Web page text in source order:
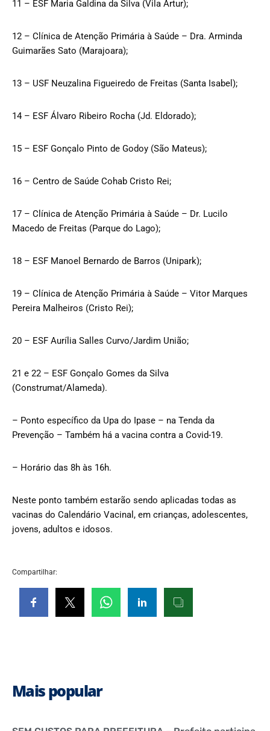
11 – ESF Maria Galdina da Silva (Vila Artur);
12 – Clínica de Atenção Primária à Saúde – Dra. Arminda
Guimarães Sato (Marajoara);
13 – USF Neuzalina Figueiredo de Freitas (Santa Isabel);
14 – ESF Álvaro Ribeiro Rocha (Jd. Eldorado);
15 – ESF Gonçalo Pinto de Godoy (São Mateus);
16 – Centro de Saúde Cohab Cristo Rei;
17 – Clínica de Atenção Primária à Saúde – Dr. Lucilo
Macedo de Freitas (Parque do Lago);
18 – ESF Manoel Bernardo de Barros (Unipark);
19 – Clínica de Atenção Primária à Saúde – Vitor Marques
Pereira Malheiros (Cristo Rei);
20 – ESF Aurília Salles Curvo/Jardim União;
21 e 22 – ESF Gonçalo Gomes da Silva
(Construmat/Alameda).
– Ponto específico da Upa do Ipase – na Tenda da
Prevenção – Também há a vacina contra a Covid-19.
– Horário das 8h às 16h.
Neste ponto também estarão sendo aplicadas todas as
vacinas do Calendário Vacinal, em crianças, adolescentes,
jovens, adultos e idosos.
Compartilhar:
Mais popular